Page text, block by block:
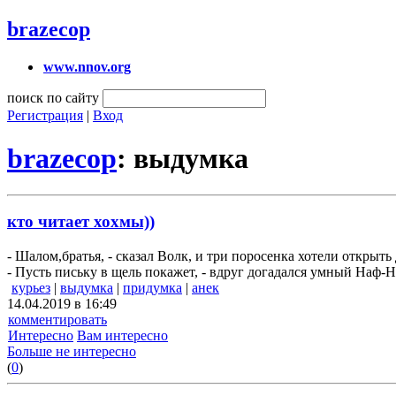
brazecop
www.nnov.org
поиск по сайту
Регистрация | Вход
brazecop: выдумка
кто читает хохмы))
- Шалом,братья, - сказал Волк, и три поросенка хотели открыть
- Пусть письку в щель покажет, - вдруг догадался умный Наф-
курьез | выдумка | придумка | анек
14.04.2019 в 16:49
комментировать
Интересно Вам интересно
Больше не интересно
(0)